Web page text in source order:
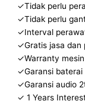
✓Tidak perlu
✓Tidak perlu
✓Interval
✓Gratis jasa dan
✓Warranty
✓Garansi
✓Garansi audio
✓ 1 Years